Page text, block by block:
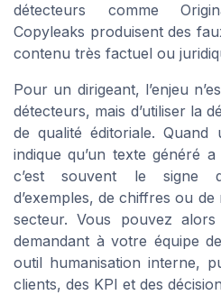
détecteurs comme
Copyleaks produisent des
contenu très factuel ou
Pour un dirigeant, l’enjeu
détecteurs, mais d’utiliser la
de qualité éditoriale.
indique qu’un texte généré
c’est souvent le signe
d’exemples, de chiffres ou
secteur. Vous pouvez
demandant à votre équipe
outil humanisation interne,
clients, des KPI et des